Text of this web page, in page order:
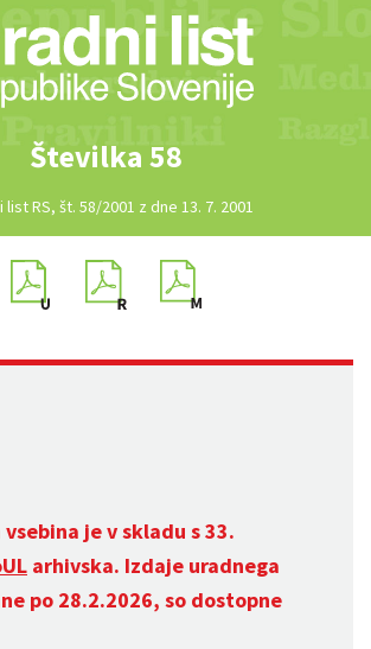
Številka 58
list RS, št. 58/2001 z dne 13. 7. 2001
je v skladu s 33.
arhivska. Izdaje uradnega
po 28.2.2026, so dostopne